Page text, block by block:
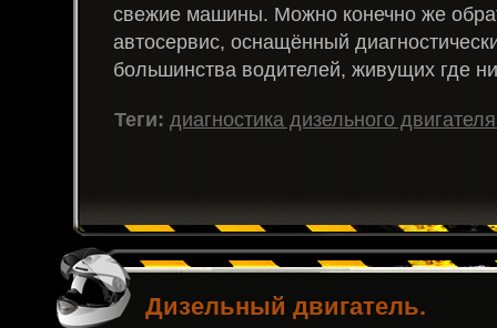
свежие машины. Можно конечно же
автосервис, оснащённый
большинства водителей, живущих где
Теги: диагностика дизельного
Дизельный двигатель.